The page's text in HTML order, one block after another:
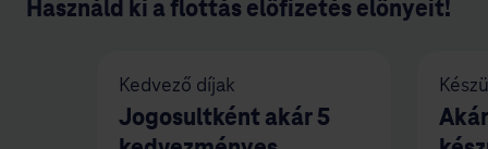
Használd ki a flottás előfizetés előnyeit!
Kedvező díjak
Jogosultként akár 5